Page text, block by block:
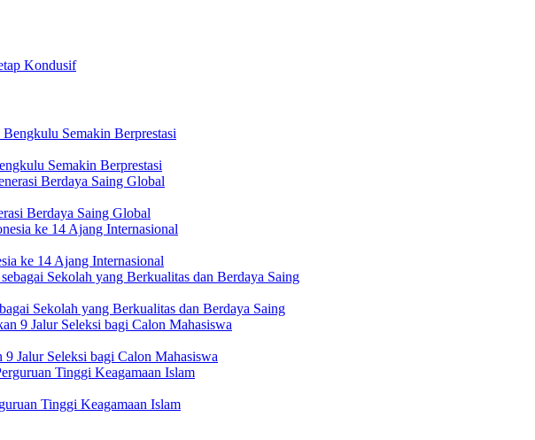
Kondusif
Semakin Berprestasi
Berdaya Saing Global
ke 14 Ajang Internasional
Sekolah yang Berkualitas dan Berdaya Saing
Jalur Seleksi bagi Calon Mahasiswa
Tinggi Keagamaan Islam